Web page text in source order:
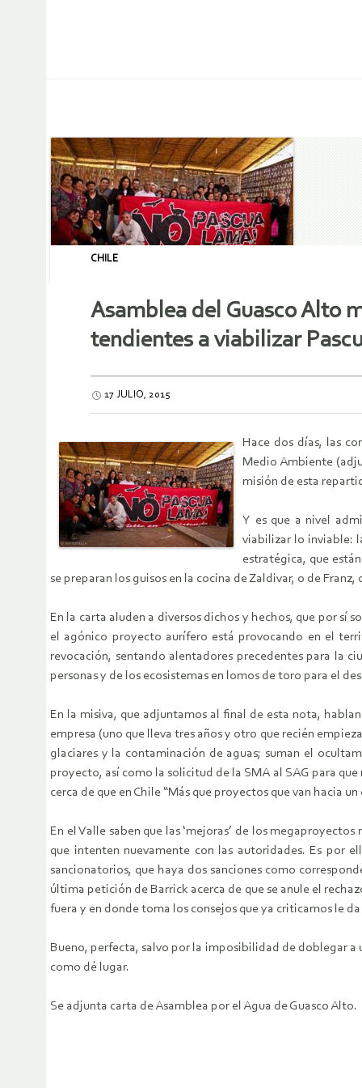
CHILE
Asamblea del Guasco Alto
tendientes a viabilizar
17 JULIO, 2015
Hace dos días, las
Medio Ambiente
misión de esta
Y es que a nivel
viabilizar lo inviable:
estratégica, que
se preparan los guisos en la cocina de Zaldivar, o de
En la carta aluden a diversos dichos y hechos, que por sí
el agónico proyecto aurífero está provocando en el
revocación, sentando alentadores precedentes para la
personas y de los ecosistemas en lomos de toro para el
En la misiva, que adjuntamos al final de esta nota,
empresa (uno que lleva tres años y otro que recién
glaciares y la contaminación de aguas; suman el
proyecto, así como la solicitud de la SMA al SAG para
cerca de que en Chile “Más que proyectos que van hacia
En el Valle saben que las ‘mejoras’ de los
que intenten nuevamente con las autoridades. Es por
sancionatorios, que haya dos sanciones como
última petición de Barrick acerca de que se anule el
fuera y en donde toma los consejos que ya criticamos le
Bueno, perfecta, salvo por la imposibilidad de doblegar a
como dé lugar.
Se adjunta carta de Asamblea por el Agua de Guasco Alto.